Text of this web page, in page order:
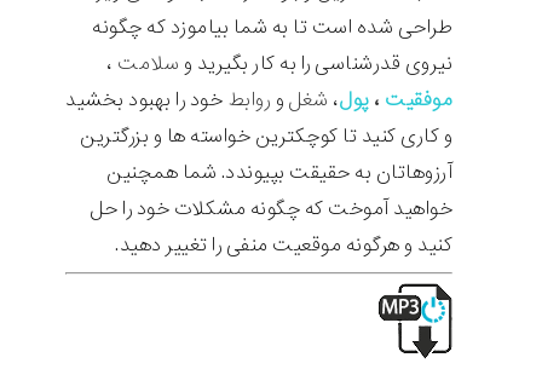
طراحی شده است تا به شما بیاموزد که چگونه
نیروی قدرشناسی را به کار بگیرید و سلامت ،
موفقیت ، پول، شغل و روابط خود را بهبود بخشید
و کاری کنید تا کوچکترین خواسته ها و بزرگترین
آرزوهاتان به حقیقت بپیوندد. شما همچنین
خواهید آموخت که چگونه مشکلات خود را حل
کنید و هرگونه موقعیت منفی را تغییر دهید.